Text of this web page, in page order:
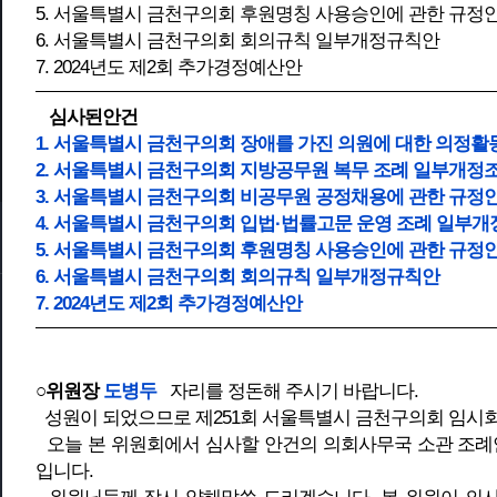
5. 서울특별시 금천구의회 후원명칭 사용승인에 관한 규정
6. 서울특별시 금천구의회 회의규칙 일부개정규칙안
7. 2024년도 제2회 추가경정예산안
심사된안건
1. 서울특별시 금천구의회 장애를 가진 의원에 대한 의정활
2. 서울특별시 금천구의회 지방공무원 복무 조례 일부개정
3. 서울특별시 금천구의회 비공무원 공정채용에 관한 규정
4. 서울특별시 금천구의회 입법·법률고문 운영 조례 일부개
5. 서울특별시 금천구의회 후원명칭 사용승인에 관한 규정
6. 서울특별시 금천구의회 회의규칙 일부개정규칙안
7. 2024년도 제2회 추가경정예산안
○위원장도병두
자리를 정돈해 주시기 바랍니다.
성원이 되었으므로 제251회 서울특별시 금천구의회 임시
오늘 본 위원회에서 심사할 안건의 의회사무국 소관 조
입니다.